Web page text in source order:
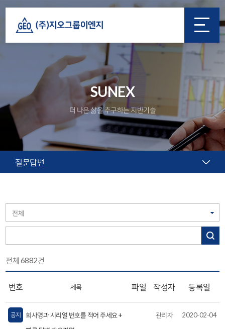
SUNEX
더 나은 삶을 추구하는 지반기술
질문답변
전체6882건
번호 제목 파일 작성자 등록일
공지
회사명과 시리얼 번호를 적어 주세요 +
관리자 2020-02-04